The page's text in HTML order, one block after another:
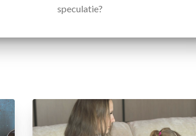
speculatie?